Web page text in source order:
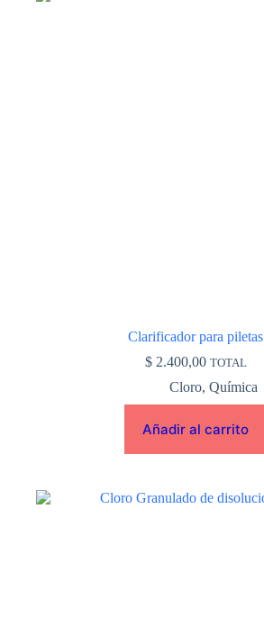
Clarificador para piletas
$2.400,00 TOTAL
Cloro,Química
Añadir al carrito